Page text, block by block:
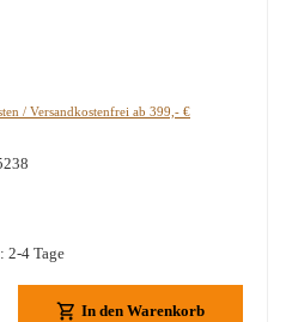
/ Versandkostenfrei ab 399,- €
2-4 Tage
In den Warenkorb